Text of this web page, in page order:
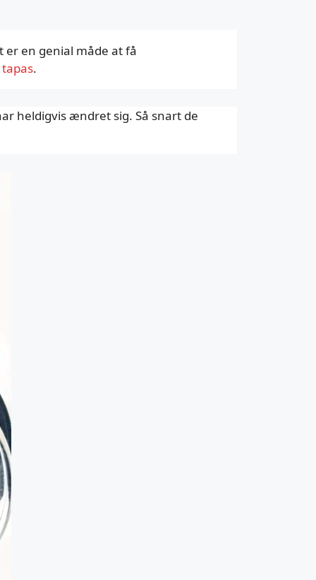
er en genial måde at få
tapas.
heldigvis ændret sig. Så snart de